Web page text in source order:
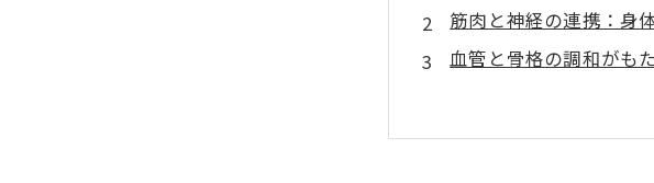
筋肉と神経の連携：身
血管と骨格の調和がも
筋膜と自律神経の役割
科学的根拠に基づく癒